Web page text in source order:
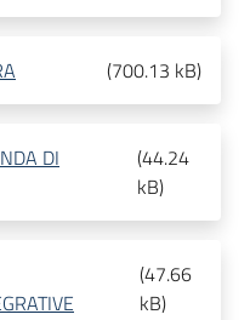
(700.13 kB)
DI
(44.24
kB)
(47.66
kB)